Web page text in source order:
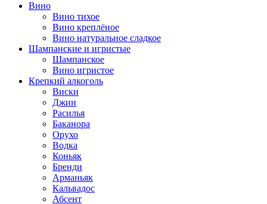
Вино
Вино тихое
Вино креплёное
Вино натуральное сладкое
Шампанские и игристые
Шампанское
Вино игристое
Крепкий алкоголь
Виски
Джин
Расилья
Баканора
Орухо
Водка
Коньяк
Бренди
Арманьяк
Кальвадос
Абсент